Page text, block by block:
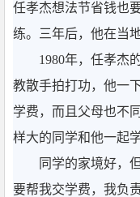
任孝杰想法节省钱也
练。三年后，他在当
1980年，任孝杰
教散手拍打功，他一
学费，而且父母也不
样大的同学和他一起学
同学的家境好，
要帮我交学费，我负